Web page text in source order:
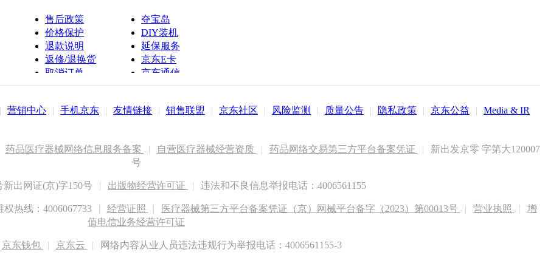
售后政策
价格保护
退款说明
返修/退换货
取消订单
夺宝岛
DIY装机
延保服务
京东E卡
京东通信
京鱼座智能
| 营销中心 | 手机京东 | 友情链接 | 销售联盟 | 京东社区 | 风险监测 | 质量公告 | 隐私政策 | 京东公益 | Media & IR
药品医疗器械网络信息服务备案 | 自营医疗器械经营资质 | 药品网络交易第三方平台备案凭证 |
新出发京零 字第大120007
号
出网证(京)字150号 | 出版物经营许可证 | 违法和不良信息举报电话：4006561155
热线：4006067733 | 经营证照 | 医疗器械第三方平台备案凭证（京）网械平台备字（2023）第00013号 | 营业执照 |
增
值电信业务经营许可证
京东钱包 | 京东云 | 网络内容从业人员违法违规行为举报电话：4006561155-3